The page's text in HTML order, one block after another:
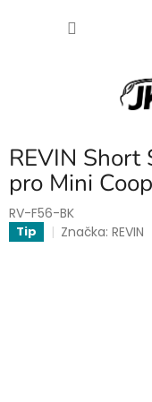
REVIN Short
pro Mini
RV-F56-BK
Tip Značka:REVIN